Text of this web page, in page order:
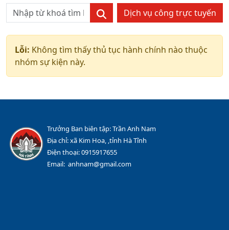
Dịch vụ công trực tuyến
Lỗi: Không tìm thấy thủ tục hành chính nào thuộc
nhóm sự kiện này.
Trưởng Ban biên tập: Trần Anh Nam
Địa chỉ: xã Kim Hoa, ,tỉnh Hà Tĩnh
Điện thoại: 0915917655
Email: anhnam@gmail.com